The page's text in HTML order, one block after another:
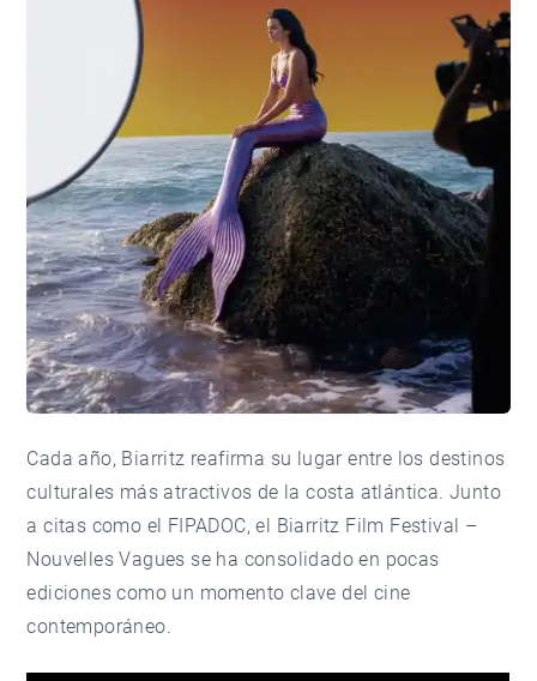
Cada año, Biarritz reafirma su lugar entre los destinos
culturales más atractivos de la costa atlántica. Junto
a citas como el FIPADOC, el Biarritz Film Festival –
Nouvelles Vagues se ha consolidado en pocas
ediciones como un momento clave del cine
contemporáneo.